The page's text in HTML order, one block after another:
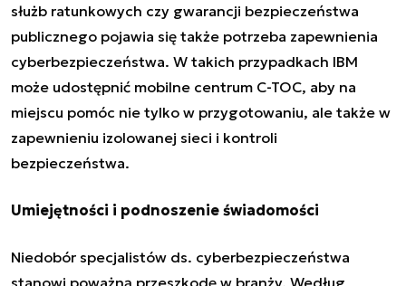
służb ratunkowych czy gwarancji bezpieczeństwa
publicznego pojawia się także potrzeba zapewnienia
cyberbezpieczeństwa. W takich przypadkach IBM
może udostępnić mobilne centrum C-TOC, aby na
miejscu pomóc nie tylko w przygotowaniu, ale także w
zapewnieniu izolowanej sieci i kontroli
bezpieczeństwa.
Umiejętności i podnoszenie świadomości
Niedobór specjalistów ds. cyberbezpieczeństwa
stanowi poważną przeszkodę w branży. Według